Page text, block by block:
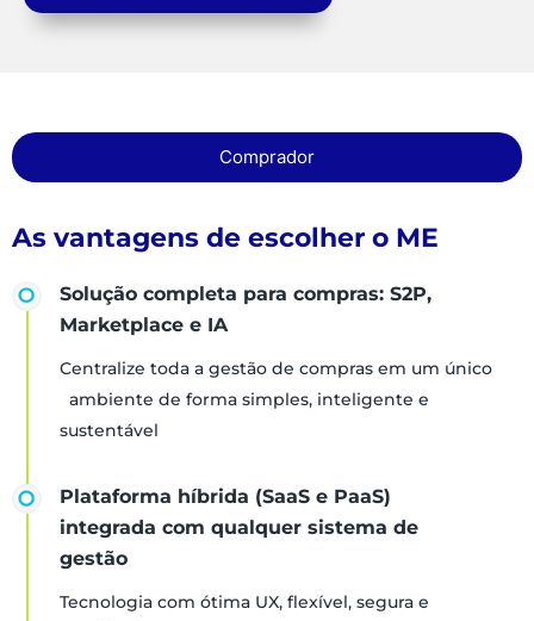
Comprador
As vantagens de escolher o ME
Solução completa para compras: S2P,
Marketplace e IA
Centralize toda a gestão de compras em um único
ambiente de forma simples, inteligente e
sustentável
Plataforma híbrida (SaaS e PaaS)
integrada com qualquer sistema de
gestão
Tecnologia com ótima UX, flexível, segura e